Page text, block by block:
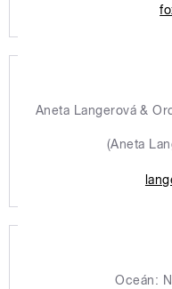
Aneta Langerová &
(Aneta
Oceán: